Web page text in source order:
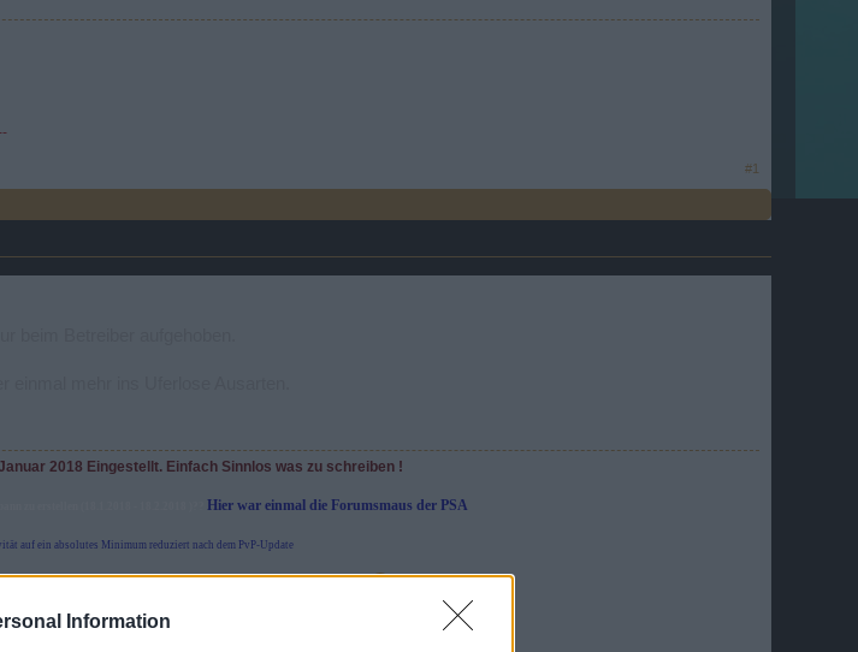
Information
#1
2018 Eingestellt. Einfach Sinnlos was zu schreiben !
Hier war einmal die Forumsmaus der PSA
auf ein absolutes Minimum reduziert nach dem PvP-Update